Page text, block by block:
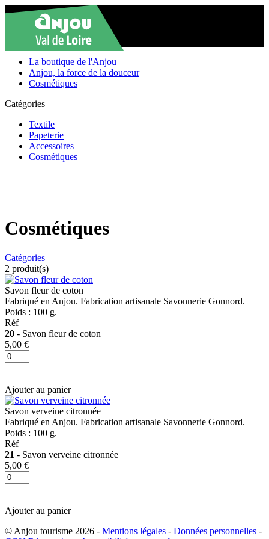
La boutique de l'Anjou
Anjou, la force de la douceur
Cosmétiques
Catégories
Textile
Papeterie
Accessoires
Cosmétiques
Cosmétiques
Catégories
2 produit(s)
Savon fleur de coton
Fabriqué en Anjou. Fabrication artisanale Savonnerie Gonnord.
Poids : 100 g.
Réf
20 - Savon fleur de coton
5,00 €
Ajouter au panier
Savon verveine citronnée
Fabriqué en Anjou. Fabrication artisanale Savonnerie Gonnord.
Poids : 100 g.
Réf
21 - Savon verveine citronnée
5,00 €
Ajouter au panier
© Anjou tourisme 2026 - Mentions légales - Données personnelles -